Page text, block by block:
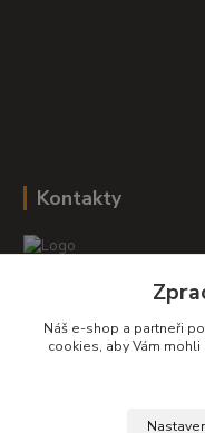
Kontakty
+420 604 278 943
obchod-
Náš e-shop a partneři
cookies, aby Vám